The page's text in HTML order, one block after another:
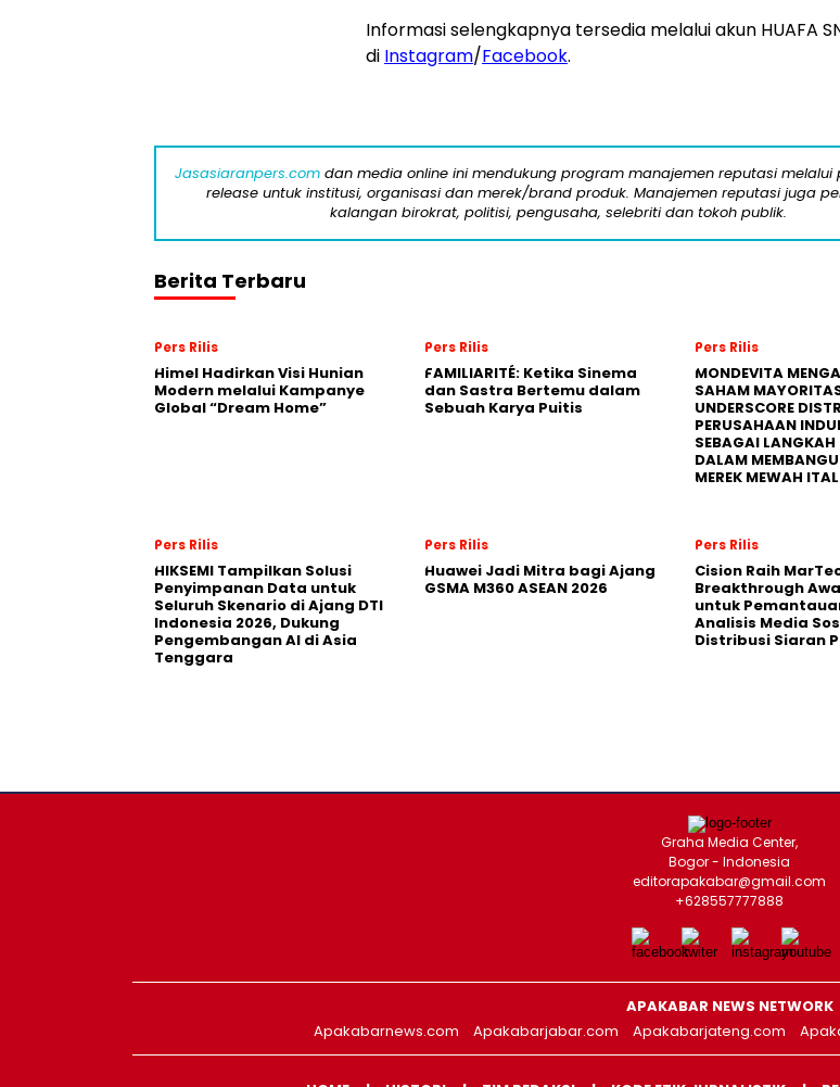
Informasi selengkapnya tersedia melalui akun HUAFA
di Instagram/Facebook.
Jasasiaranpers.comdan media online ini mendukung program manajemen reputasi melalui
release untuk institusi, organisasi dan merek/brand produk. Manajemen reputasi juga
kalangan birokrat, politisi, pengusaha, selebriti dan tokoh publik.
Berita Terbaru
Pers Rilis
Himel Hadirkan Visi Hunian
Modern melalui Kampanye
Global “Dream Home”
Pers Rilis
FAMILIARITÉ: Ketika Sinema
dan Sastra Bertemu dalam
Sebuah Karya Puitis
Pers Rilis
MONDEVITA
SAHAM
UNDERSCORE
PERUSAHAAN
SEBAGAI LANGKAH
DALAM
MEREK MEWAH
Pers Rilis
HIKSEMI Tampilkan Solusi
Penyimpanan Data untuk
Seluruh Skenario di Ajang DTI
Indonesia 2026, Dukung
Pengembangan AI di Asia
Tenggara
Pers Rilis
Huawei Jadi Mitra bagi Ajang
GSMA M360 ASEAN 2026
Pers Rilis
Cision Raih
Breakthrough
untuk
Analisis Media
Distribusi Siaran
Graha Media Center,
Bogor - Indonesia
editorapakabar@gmail.com
+628557777888
APAKABAR NEWS NETWORK
Apakabarnews.com
Apakabarjabar.com Apakabarjateng.com